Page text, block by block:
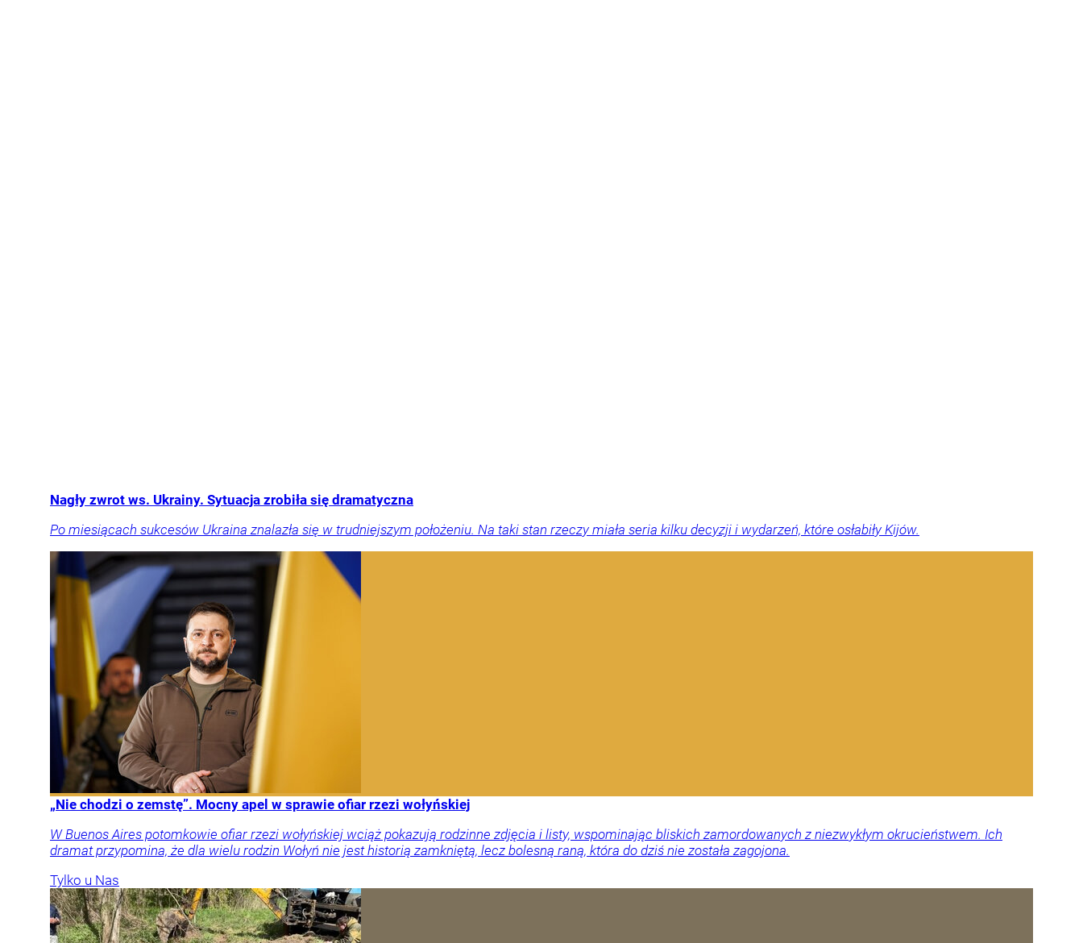
Nagły zwrot ws. Ukrainy. Sytuacja zrobiła się dramatyczna
Po miesiącach sukcesów Ukraina znalazła się w trudniejszym położeniu. Na taki stan rzeczy miała seria kilku decyzji i wydarzeń, które osłabiły Kijów.
„Nie chodzi o zemstę”. Mocny apel w sprawie ofiar rzezi wołyńskiej
W Buenos Aires potomkowie ofiar rzezi wołyńskiej wciąż pokazują rodzinne zdjęcia i listy, wspominając bliskich zamordowanych z niezwykłym okrucieństwem. Ich
dramat przypomina, że dla wielu rodzin Wołyń nie jest historią zamkniętą, lecz bolesną raną, która do dziś nie została zagojona.
Tylko u Nas